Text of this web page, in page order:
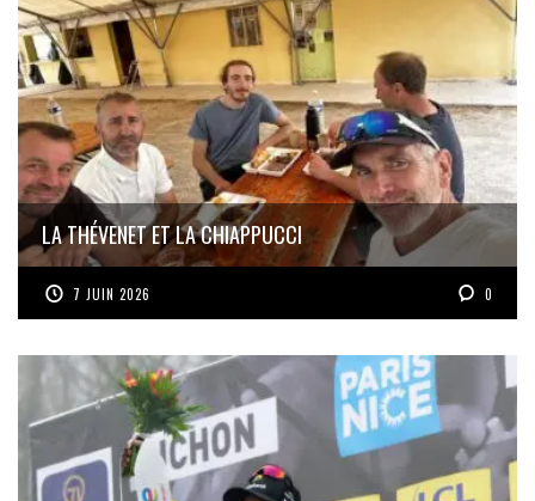
LA THÉVENET ET LA CHIAPPUCCI
7 JUIN 2026 0